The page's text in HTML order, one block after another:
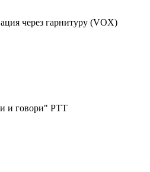
через гарнитуру (VOX)
говори" PTT